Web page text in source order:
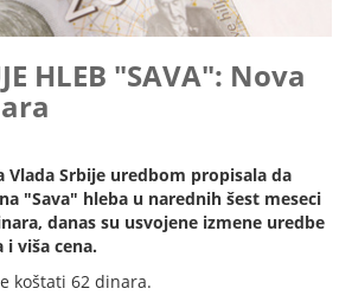
HLEB "SAVA": Nova
Vlada Srbije uredbom propisala da
"Sava" hleba u narednih šest meseci
danas su usvojene izmene uredbe
viša cena.
koštati 62 dinara.